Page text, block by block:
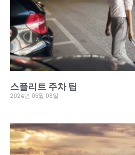
스플리트 주차 팁
2024년 05월 08일